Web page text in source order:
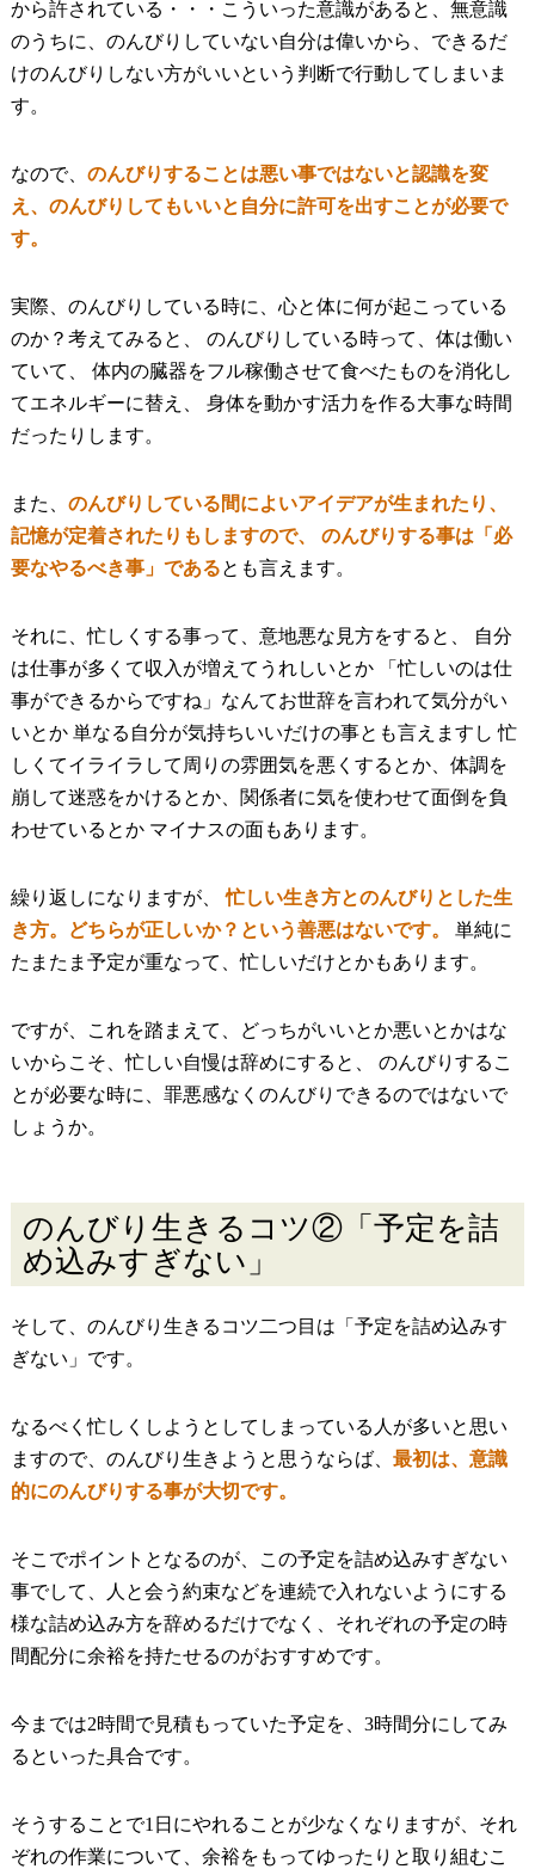
から許されている・・・こういった意識があると、無意識
のうちに、のんびりしていない自分は偉いから、できるだ
けのんびりしない方がいいという判断で行動してしまいま
す。
なので、 のんびりすることは悪い事ではないと認識を変
え、のんびりしてもいいと自分に許可を出すことが必要で
す。
実際、のんびりしている時に、心と体に何が起こっている
のか？考えてみると、 のんびりしている時って、体は働い
ていて、 体内の臓器をフル稼働させて食べたものを消化し
てエネルギーに替え、 身体を動かす活力を作る大事な時間
だったりします。
また、 のんびりしている間によいアイデアが生まれたり、
記憶が定着されたりもしますので、 のんびりする事は「必
要なやるべき事」であるとも言えます。
それに、忙しくする事って、意地悪な見方をすると、 自分
は仕事が多くて収入が増えてうれしいとか 「忙しいのは仕
事ができるからですね」なんてお世辞を言われて気分がい
いとか 単なる自分が気持ちいいだけの事とも言えますし 忙
しくてイライラして周りの雰囲気を悪くするとか、体調を
崩して迷惑をかけるとか、関係者に気を使わせて面倒を負
わせているとか マイナスの面もあります。
繰り返しになりますが、忙しい生き方とのんびりとした生
き方。どちらが正しいか？という善悪はないです。
単純に
たまたま予定が重なって、忙しいだけとかもあります。
ですが、これを踏まえて、どっちがいいとか悪いとかはな
いからこそ、忙しい自慢は辞めにすると、 のんびりするこ
とが必要な時に、罪悪感なくのんびりできるのではないで
しょうか。
のんびり生きるコツ②「予定を詰
め込みすぎない」
そして、のんびり生きるコツ二つ目は「予定を詰め込みす
ぎない」です。
なるべく忙しくしようとしてしまっている人が多いと思い
ますので、のんびり生きようと思うならば、 最初は、意識
的にのんびりする事が大切です。
そこでポイントとなるのが、この予定を詰め込みすぎない
事でして、人と会う約束などを連続で入れないようにする
様な詰め込み方を辞めるだけでなく、それぞれの予定の時
間配分に余裕を持たせるのがおすすめです。
今までは2時間で見積もっていた予定を、3時間分にしてみ
るといった具合です。
そうすることで1日にやれることが少なくなりますが、それ
ぞれの作業について、余裕をもってゆったりと取り組むこ